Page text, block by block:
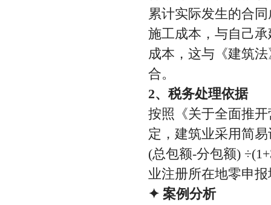
累计实际发生的合
施工成本，与自己
成本，这与《建筑
合。
2、税务处理依据
按照《关于全面推
定，建筑业采用简
(总包额-分包额)
业注册所在地零申
✦ 案例分析